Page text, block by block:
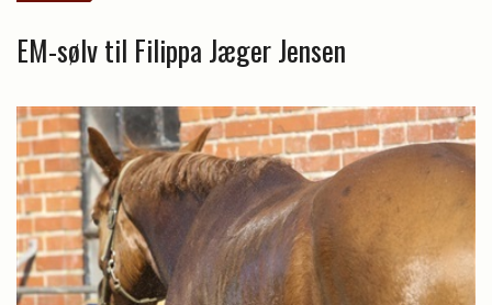
EM-sølv til Filippa Jæger Jensen